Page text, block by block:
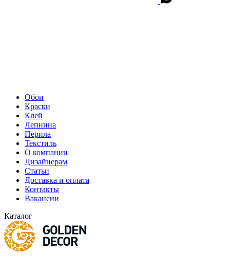
Обои
Краски
Клей
Лепнина
Перила
Текстиль
О компании
Дизайнерам
Статьи
Доставка и оплата
Контакты
Вакансии
Каталог